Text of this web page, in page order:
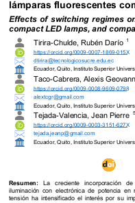
lámparas fluorescentes c
Effects of switching regimes
compact LED lamps, and
Tirira-Chulde, Rubén Darío 1
https://orcid.org/0009-0007-1869-015X
dtirira@tecnologicosucre.edu.ec
Ecuador, Quito, Instituto Superior
Taco-Cabrera, Alexis
https://orcid.org/0009-0008-9609-0798
alextcgr@gmail.com
Ecuador, Quito, Instituto Superior
Tejada-Valencia, Jean Pierre 5
https://orcid.org/0009-0003-3151 -627X
tejada.jeanp@gmail.com
Ecuador, Quito, Instituto Superior
Resumen: La creciente incorporación
de
iluminación con electrónica de potencia en
tensión ha intensificado el interés por su